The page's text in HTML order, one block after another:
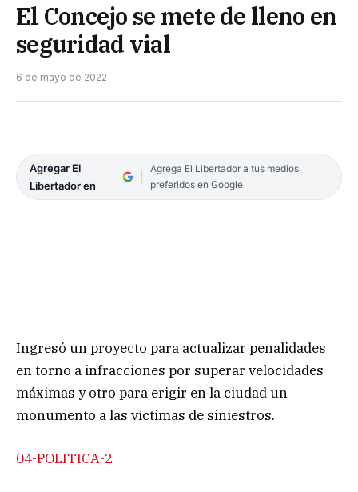
El Concejo se mete de lleno en
seguridad vial
6 de mayo de 2022
Agregar El
Libertador en
Agrega El Libertador a tus medios
preferidos en Google
Ingresó un proyecto para actualizar penalidades
en torno a infracciones por superar velocidades
máximas y otro para erigir en la ciudad un
monumento a las víctimas de siniestros.
04-POLITICA-2